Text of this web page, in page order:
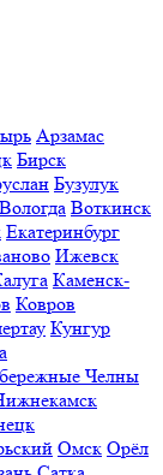
Арзамас
Бирск
Бузулук
Вологда Воткинск
Екатеринбург
Ижевск
Каменск-
Ковров
Кунгур
Челны
Омск Орёл